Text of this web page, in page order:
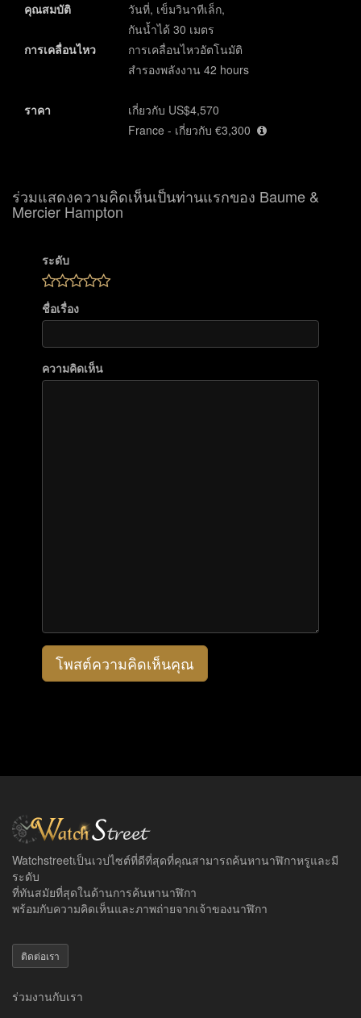
คุณสมบัติ
วันที่, เข็มวินาทีเล็ก,
กันน้ำได้ 30 เมตร
การเคลื่อนไหว
การเคลื่อนไหวอัตโนมัติ
สำรองพลังงาน 42 hours
ราคา
เกี่ยวกับ US$4,570
France - เกี่ยวกับ €3,300
ร่วมแสดงความคิดเห็นเป็นท่านแรกของ Baume &
Mercier Hampton
ระดับ
ชื่อเรื่อง
ความคิดเห็น
โพสต์ความคิดเห็นคุณ
Watchstreetเป็นเวปไซต์ที่ดีที่สุดที่คุณสามารถค้นหานาฬิกาหรูและมี
ระดับ
ที่ทันสมัยที่สุดในด้านการค้นหานาฬิกา
พร้อมกับความคิดเห็นและภาพถ่ายจากเจ้าของนาฬิกา
ติดต่อเรา
ร่วมงานกับเรา